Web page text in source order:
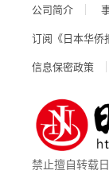
公司简介
订阅《日本华侨
信息保密政策
禁止擅自转载